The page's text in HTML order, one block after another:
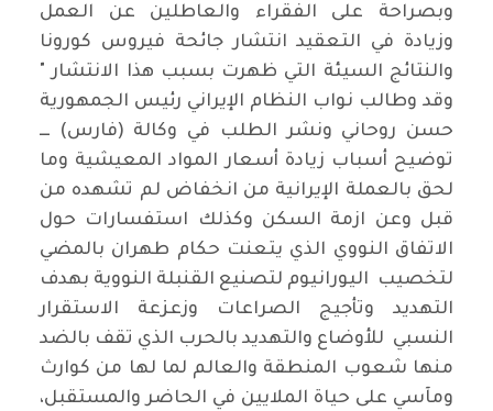
وبصراحة على الفقراء والعاطلين عن العمل
وزيادة في التعقيد انتشار جائحة فيروس كورونا
والنتائج السيئة التي ظهرت بسبب هذا الانتشار "
وقد وطالب نواب النظام الإيراني رئيس الجمهورية
حسن روحاني ونشر الطلب في وكالة (فارس) ـــ
توضيح أسباب زيادة أسعار المواد المعيشية وما
لحق بالعملة الإيرانية من انخفاض لم تشهده من
قبل وعن ازمة السكن وكذلك استفسارات حول
الاتفاق النووي الذي يتعنت حكام طهران بالمضي
لتخصيب اليورانيوم لتصنيع القنبلة النووية بهدف
التهديد وتأجيج الصراعات وزعزعة الاستقرار
النسبي للأوضاع والتهديد بالحرب الذي تقف بالضد
منها شعوب المنطقة والعالم لما لها من كوارث
ومآسي على حياة الملايين في الحاضر والمستقبل،